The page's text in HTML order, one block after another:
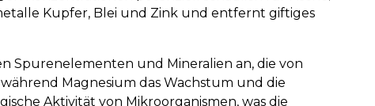
Kupfer, Blei und Zink und entfernt giftiges
Spurenelementen und Mineralien an, die von
Magnesium das Wachstum und die
Aktivität von Mikroorganismen, was die